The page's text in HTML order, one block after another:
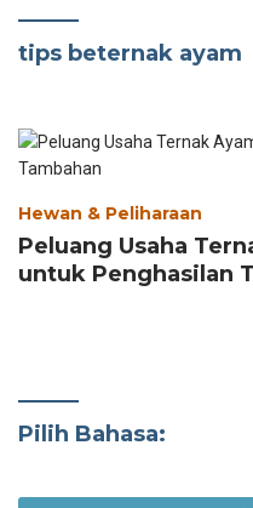
tips beternak ayam
Hewan & Peliharaan
Peluang Usaha
untuk Penghasilan
Pilih Bahasa: